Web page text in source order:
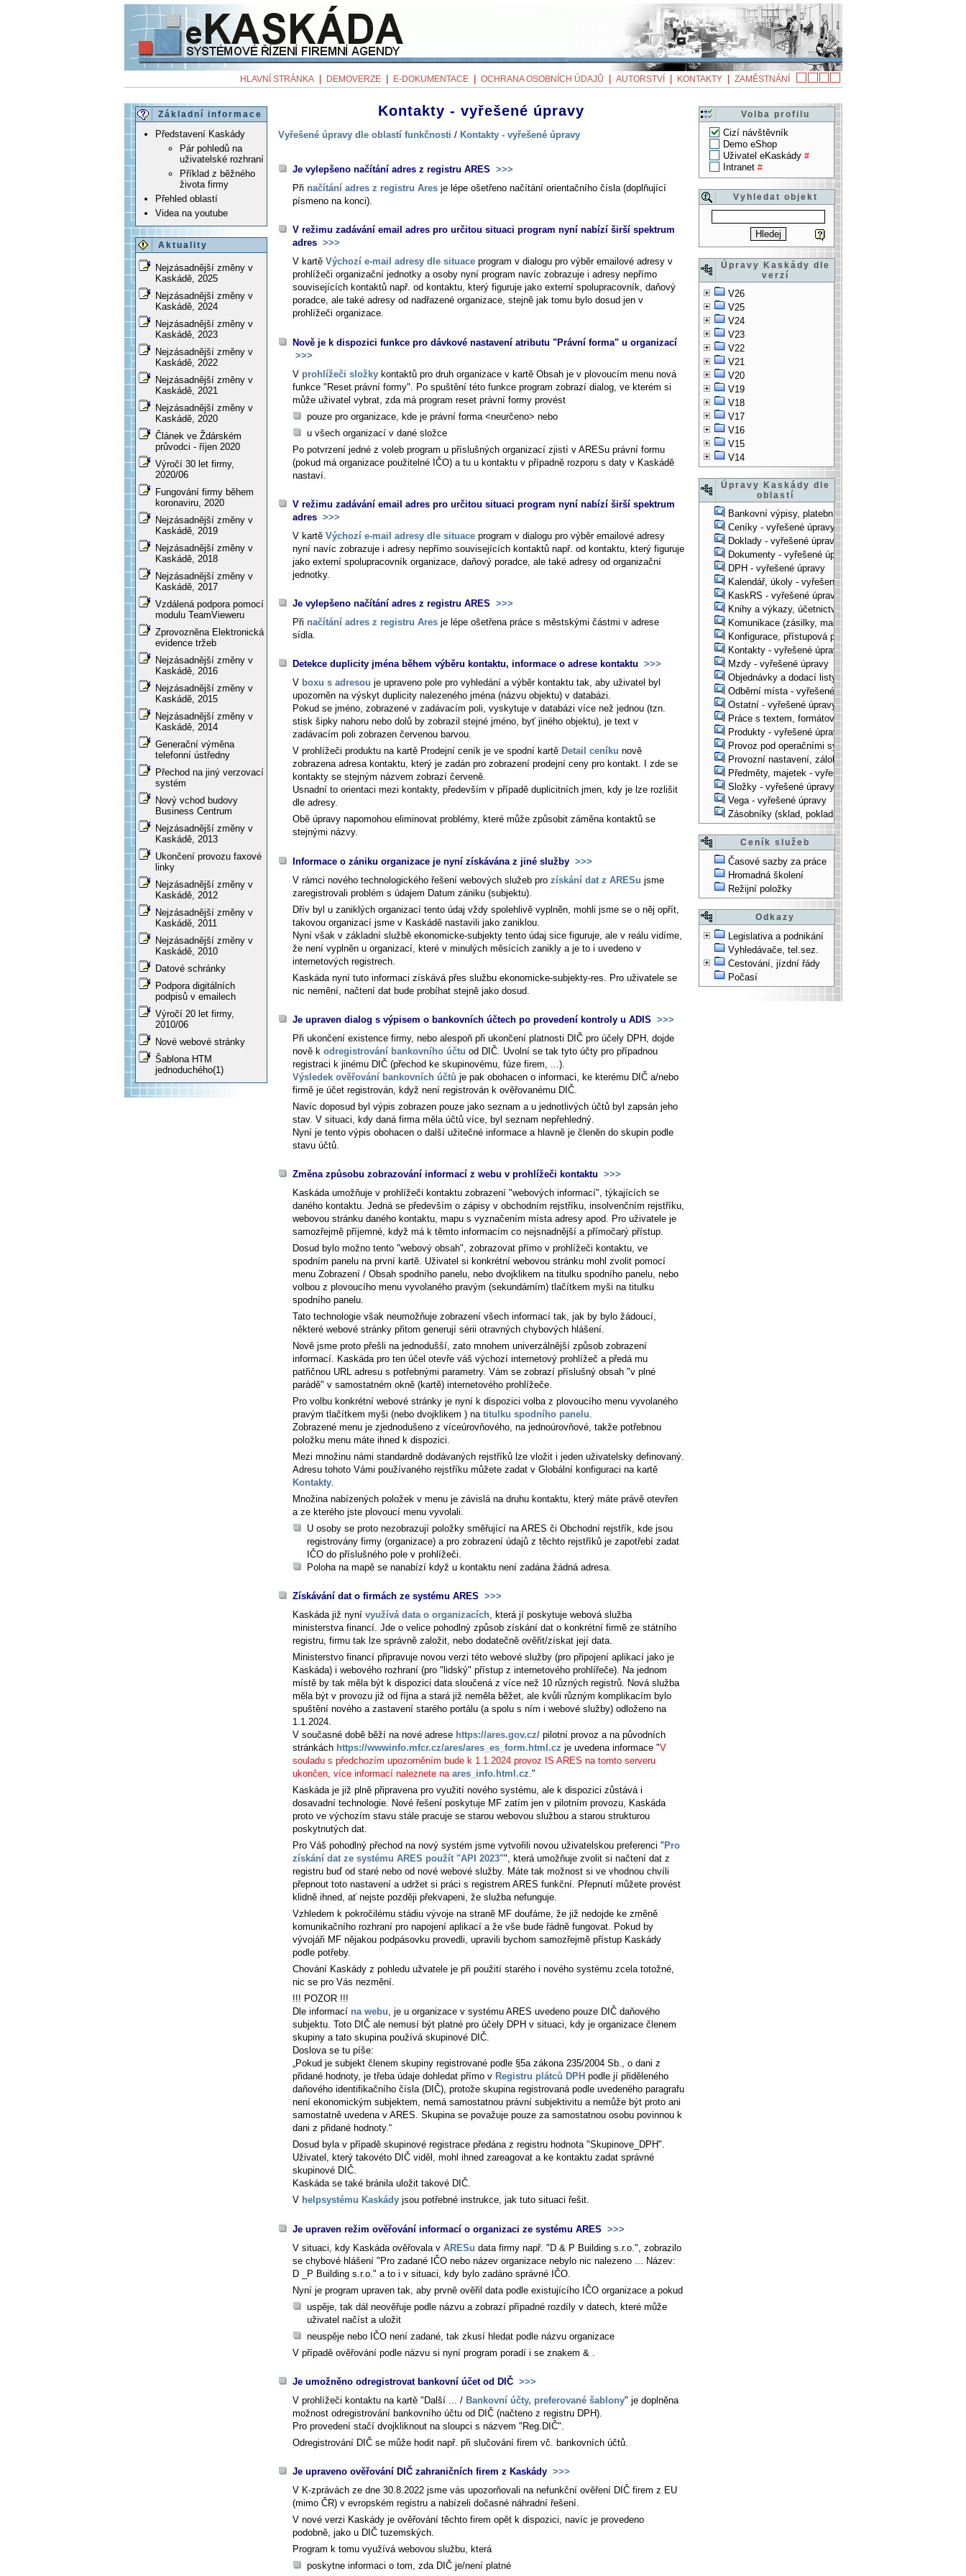
HLAVNÍ STRÁNKA DEMOVERZE E-DOKUMENTACE OCHRANA OSOBNÍCH ÚDAJŮ AUTORSTVÍ KONTAKTY ZAMĚSTNÁNÍ
Základní informace
Představení Kaskády
Pár pohledů na
uživatelské rozhraní
Příklad z běžného
života firmy
Přehled oblastí
Videa na youtube
Aktuality
Nejzásadnější změny v
Kaskádě, 2025
Nejzásadnější změny v
Kaskádě, 2024
Nejzásadnější změny v
Kaskádě, 2023
Nejzásadnější změny v
Kaskádě, 2022
Nejzásadnější změny v
Kaskádě, 2021
Nejzásadnější změny v
Kaskádě, 2020
Článek ve Ždárském
průvodci - říjen 2020
Výročí 30 let firmy,
2020/06
Fungování firmy během
koronaviru, 2020
Nejzásadnější změny v
Kaskádě, 2019
Nejzásadnější změny v
Kaskádě, 2018
Nejzásadnější změny v
Kaskádě, 2017
Vzdálená podpora pomocí
modulu TeamVieweru
Zprovozněna Elektronická
evidence tržeb
Nejzásadnější změny v
Kaskádě, 2016
Nejzásadnější změny v
Kaskádě, 2015
Nejzásadnější změny v
Kaskádě, 2014
Generační výměna
telefonní ústředny
Přechod na jiný verzovací
systém
Nový vchod budovy
Business Centrum
Nejzásadnější změny v
Kaskádě, 2013
Ukončení provozu faxové
linky
Nejzásadnější změny v
Kaskádě, 2012
Nejzásadnější změny v
Kaskádě, 2011
Nejzásadnější změny v
Kaskádě, 2010
Datové schránky
Podpora digitálních
podpisů v emailech
Výročí 20 let firmy,
2010/06
Nové webové stránky
Šablona HTM
jednoduchého(1)
Volba profilu
Cizí návštěvník
Demo eShop
Uživatel eKaskády #
Intranet #
Vyhledat objekt
Úpravy Kaskády dle
verzí
V26
V25
V24
V23
V22
V21
V20
V19
V18
V17
V16
V15
V14
Úpravy Kaskády dle
oblastí
Bankovní výpisy, platební příkazy - vyřešené úpravy
Ceníky - vyřešené úpravy
Doklady - vyřešené úpravy
Dokumenty - vyřešené úpravy
DPH - vyřešené úpravy
Kalendář, úkoly - vyřešené úpravy
KaskRS - vyřešené úpravy
Knihy a výkazy, účetnictví - vyřešené úpravy
Komunikace (zásilky, mail-systém, ...) - vyřešené úpravy
Konfigurace, přístupová práva, ... - vyřešené úpravy
Kontakty - vyřešené úpravy
Mzdy - vyřešené úpravy
Objednávky a dodací listy - vyřešené úpravy
Odběrní místa - vyřešené úpravy
Ostatní - vyřešené úpravy
Práce s textem, formátování, ... - vyřešené úpravy
Produkty - vyřešené úpravy
Provoz pod operačními systémy, technologické věci -
Provozní nastavení, zálohování, instalace, ... -
Předměty, majetek - vyřešené úpravy
Složky - vyřešené úpravy
Vega - vyřešené úpravy
Zásobníky (sklad, pokladna, bank. účet) - vyřešené
Ceník služeb
Časové sazby za práce
Hromadná školení
Režijní položky
Odkazy
Legislativa a podnikání
Vyhledávače, tel.sez.
Cestování, jízdní řády
Počasí
Kontakty - vyřešené úpravy
Vyřešené úpravy dle oblastí funkčnosti / Kontakty - vyřešené úpravy
Je vylepšeno načítání adres z registru ARES >>>
Při načítání adres z registru Ares je lépe ošetřeno načítání orientačního čísla (doplňující
písmeno na konci).
V režimu zadávání email adres pro určitou situaci program nyní nabízí širší spektrum
adres >>>
V kartě Výchozí e-mail adresy dle situace program v dialogu pro výběr emailové adresy v
prohlížeči organizační jednotky a osoby nyní program navíc zobrazuje i adresy nepřímo
souvisejících kontaktů např. od kontaktu, který figuruje jako externí spolupracovník, daňový
poradce, ale také adresy od nadřazené organizace, stejně jak tomu bylo dosud jen v
prohlížeči organizace.
Nově je k dispozici funkce pro dávkové nastavení atributu "Právní forma" u organizací
>>>
V prohlížeči složky kontaktů pro druh organizace v kartě Obsah je v plovoucím menu nová
funkce "Reset právní formy". Po spuštění této funkce program zobrazí dialog, ve kterém si
může uživatel vybrat, zda má program reset právní formy provést
pouze pro organizace, kde je právní forma <neurčeno> nebo
u všech organizací v dané složce
Po potvrzení jedné z voleb program u příslušných organizací zjistí v ARESu právní formu
(pokud má organizace použitelné IČO) a tu u kontaktu v případně rozporu s daty v Kaskádě
nastaví.
V režimu zadávání email adres pro určitou situaci program nyní nabízí širší spektrum
adres >>>
V kartě Výchozí e-mail adresy dle situace program v dialogu pro výběr emailové adresy
nyní navíc zobrazuje i adresy nepřímo souvisejících kontaktů např. od kontaktu, který figuruje
jako externí spolupracovník organizace, daňový poradce, ale také adresy od organizační
jednotky.
Je vylepšeno načítání adres z registru ARES >>>
Při načítání adres z registru Ares je lépe ošetřena práce s městskými částmi v adrese
sídla.
Detekce duplicity jména během výběru kontaktu, informace o adrese kontaktu >>>
V boxu s adresou je upraveno pole pro vyhledání a výběr kontaktu tak, aby uživatel byl
upozorněn na výskyt duplicity nalezeného jména (názvu objektu) v databázi.
Pokud se jméno, zobrazené v zadávacím poli, vyskytuje v databázi více než jednou (tzn.
stisk šipky nahoru nebo dolů by zobrazil stejné jméno, byť jiného objektu), je text v
zadávacím poli zobrazen červenou barvou.
V prohlížeči produktu na kartě Prodejní ceník je ve spodní kartě Detail ceníku nově
zobrazena adresa kontaktu, který je zadán pro zobrazení prodejní ceny pro kontakt. I zde se
kontakty se stejným názvem zobrazí červeně.
Usnadní to orientaci mezi kontakty, především v případě duplicitních jmen, kdy je lze rozlišit
dle adresy.
Obě úpravy napomohou eliminovat problémy, které může způsobit záměna kontaktů se
stejnými názvy.
Informace o zániku organizace je nyní získávána z jiné služby >>>
V rámci nového technologického řešení webových služeb pro získání dat z ARESu jsme
zaregistrovali problém s údajem Datum zániku (subjektu).
Dřív byl u zaniklých organizací tento údaj vždy spolehlivě vyplněn, mohli jsme se o něj opřít,
takovou organizací jsme v Kaskádě nastavili jako zaniklou.
Nyní však v základní službě ekonomicke-subjekty tento údaj sice figuruje, ale v reálu vidíme,
že není vyplněn u organizací, které v minulých měsících zanikly a je to i uvedeno v
internetových registrech.
Kaskáda nyní tuto informaci získává přes službu ekonomicke-subjekty-res. Pro uživatele se
nic nemění, načtení dat bude probíhat stejně jako dosud.
Je upraven dialog s výpisem o bankovních účtech po provedení kontroly u ADIS >>>
Při ukončení existence firmy, nebo alespoň při ukončení platnosti DIČ pro účely DPH, dojde
nově k odregistrování bankovního účtu od DIČ. Uvolní se tak tyto účty pro případnou
registraci k jinému DIČ (přechod ke skupinovému, fúze firem, ...).
Výsledek ověřování bankovních účtů je pak obohacen o informaci, ke kterému DIČ a/nebo
firmě je účet registrován, když není registrován k ověřovanému DIČ.
Navíc doposud byl výpis zobrazen pouze jako seznam a u jednotlivých účtů byl zapsán jeho
stav. V situaci, kdy daná firma měla účtů více, byl seznam nepřehledný.
Nyní je tento výpis obohacen o další užitečné informace a hlavně je členěn do skupin podle
stavu účtů.
Změna způsobu zobrazování informací z webu v prohlížeči kontaktu >>>
Kaskáda umožňuje v prohlížeči kontaktu zobrazení "webových informací", týkajících se
daného kontaktu. Jedná se především o zápisy v obchodním rejstříku, insolvenčním rejstříku,
webovou stránku daného kontaktu, mapu s vyznačením místa adresy apod. Pro uživatele je
samozřejmě příjemné, když má k těmto informacím co nejsnadnější a přímočarý přístup.
Dosud bylo možno tento "webový obsah", zobrazovat přímo v prohlížeči kontaktu, ve
spodním panelu na první kartě. Uživatel si konkrétní webovou stránku mohl zvolit pomocí
menu Zobrazení / Obsah spodního panelu, nebo dvojklikem na titulku spodního panelu, nebo
volbou z plovoucího menu vyvolaného pravým (sekundárním) tlačítkem myši na titulku
spodního panelu.
Tato technologie však neumožňuje zobrazení všech informací tak, jak by bylo žádoucí,
některé webové stránky přitom generují sérii otravných chybových hlášení.
Nově jsme proto přešli na jednodušší, zato mnohem univerzálnější způsob zobrazení
informací. Kaskáda pro ten účel otevře váš výchozí internetový prohlížeč a předá mu
patřičnou URL adresu s potřebnými parametry. Vám se zobrazí příslušný obsah "v plné
parádě" v samostatném okně (kartě) internetového prohlížeče.
Pro volbu konkrétní webové stránky je nyní k dispozici volba z plovoucího menu vyvolaného
pravým tlačítkem myši (nebo dvojklikem ) na titulku spodního panelu.
Zobrazené menu je zjednodušeno z víceúrovňového, na jednoúrovňové, takže potřebnou
položku menu máte ihned k dispozici.
Mezi množinu námi standardně dodávaných rejstříků lze vložit i jeden uživatelsky definovaný.
Adresu tohoto Vámi používaného rejstříku můžete zadat v Globální konfiguraci na kartě
Kontakty.
Množina nabízených položek v menu je závislá na druhu kontaktu, který máte právě otevřen
a ze kterého jste plovoucí menu vyvolali.
U osoby se proto nezobrazují položky směřující na ARES či Obchodní rejstřík, kde jsou
registrovány firmy (organizace) a pro zobrazení údajů z těchto rejstříků je zapotřebí zadat
IČO do příslušného pole v prohlížeči.
Poloha na mapě se nanabízí když u kontaktu není zadána žádná adresa.
Získávání dat o firmách ze systému ARES >>>
Kaskáda již nyní využívá data o organizacích, která jí poskytuje webová služba
ministerstva financí. Jde o velice pohodlný způsob získání dat o konkrétní firmě ze státního
registru, firmu tak lze správně založit, nebo dodatečně ověřit/získat její data.
Ministerstvo financí připravuje novou verzi této webové služby (pro připojení aplikací jako je
Kaskáda) i webového rozhraní (pro "lidský" přístup z internetového prohlířeče). Na jednom
místě by tak měla být k dispozici data sloučená z více než 10 různých registrů. Nová služba
měla být v provozu již od října a stará již neměla běžet, ale kvůli různým komplikacím bylo
spuštění nového a zastavení starého portálu (a spolu s ním i webové služby) odloženo na
1.1.2024.
V současné době běží na nové adrese https://ares.gov.cz/ pilotní provoz a na původních
stránkách https://wwwinfo.mfcr.cz/ares/ares_es_form.html.cz je uvedena informace "V
souladu s předchozím upozorněním bude k 1.1.2024 provoz IS ARES na tomto serveru
ukončen, více informací naleznete na ares_info.html.cz."
Kaskáda je již plně připravena pro využití nového systému, ale k dispozici zůstává i
dosavadní technologie. Nové řešení poskytuje MF zatím jen v pilotním provozu, Kaskáda
proto ve výchozím stavu stále pracuje se starou webovou službou a starou strukturou
poskytnutých dat.
Pro Váš pohodlný přechod na nový systém jsme vytvořili novou uživatelskou preferenci " Pro
získání dat ze systému ARES použít "API 2023"", která umožňuje zvolit si načtení dat z
registru buď od staré nebo od nové webové služby. Máte tak možnost si ve vhodnou chvíli
přepnout toto nastavení a udržet si práci s registrem ARES funkční. Přepnutí můžete provést
klidně ihned, ať nejste později překvapeni, že služba nefunguje.
Vzhledem k pokročilému stádiu vývoje na straně MF doufáme, že již nedojde ke změně
komunikačního rozhraní pro napojení aplikací a že vše bude řádně fungovat. Pokud by
vývojáři MF nějakou podpásovku provedli, upravili bychom samozřejmě přístup Kaskády
podle potřeby.
Chování Kaskády z pohledu užvatele je při použití starého i nového systému zcela totožné,
nic se pro Vás nezmění.
!!! POZOR !!!
Dle informací na webu, je u organizace v systému ARES uvedeno pouze DIČ daňového
subjektu. Toto DIČ ale nemusí být platné pro účely DPH v situaci, kdy je organizace členem
skupiny a tato skupina používá skupinové DIČ.
Doslova se tu píše:
Pokud je subjekt členem skupiny registrované podle §5a zákona 235/2004 Sb., o dani z
přidané hodnoty, je třeba údaje dohledat přímo v Registru plátců DPH podle jí přiděleného
daňového identifikačního čísla (DIČ), protože skupina registrovaná podle uvedeného paragrafu
není ekonomickým subjektem, nemá samostatnou právní subjektivitu a nemůže být proto ani
samostatně uvedena v ARES. Skupina se považuje pouze za samostatnou osobu povinnou k
dani z přidané hodnoty.
Dosud byla v případě skupinové registrace předána z registru hodnota "Skupinove_DPH".
Uživatel, který takovéto DIČ viděl, mohl ihned zareagovat a ke kontaktu zadat správné
skupinové DIČ.
Kaskáda se také bránila uložit takové DIČ.
V helpsystému Kaskády jsou potřebné instrukce, jak tuto situaci řešit.
Je upraven režim ověřování informací o organizaci ze systému ARES >>>
V situaci, kdy Kaskáda ověřovala v ARESu data firmy např. "D & P Building s.r.o.", zobrazilo
se chybové hlášení "Pro zadané IČO nebo název organizace nebylo nic nalezeno ... Název:
D _P Building s.r.o." a to i v situaci, kdy bylo zadáno správné IČO.
Nyní je program upraven tak, aby prvně ověřil data podle existujícího IČO organizace a pokud
uspěje, tak dál neověřuje podle názvu a zobrazí případné rozdíly v datech, které může
uživatel načíst a uložit
neuspěje nebo IČO není zadané, tak zkusí hledat podle názvu organizace
V případě ověřování podle názvu si nyní program poradí i se znakem & .
Je umožněno odregistrovat bankovní účet od DIČ >>>
V prohlížeči kontaktu na kartě "Další ... / Bankovní účty, preferované šablony" je doplněna
možnost odregistrování bankovního účtu od DIČ (načteno z registru DPH).
Pro provedení stačí dvojkliknout na sloupci s názvem "Reg.DIČ".
Odregistrování DIČ se může hodit např. při slučování firem vč. bankovních účtů.
Je upraveno ověřování DIČ zahraničních firem z Kaskády >>>
V K-zprávách ze dne 30.8.2022 jsme vás upozorňovali na nefunkční ověření DIČ firem z EU
(mimo ČR) v evropském registru a nabízeli dočasné náhradní řešení.
V nové verzi Kaskády je ověřování těchto firem opět k dispozici, navíc je provedeno
podobně, jako u DIČ tuzemských.
Program k tomu využívá webovou službu, která
poskytne informaci o tom, zda DIČ je/není platné